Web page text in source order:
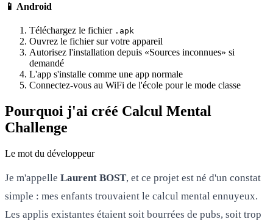
📱 Android
Téléchargez le fichier .apk
Ouvrez le fichier sur votre appareil
Autorisez l'installation depuis «Sources inconnues» si
demandé
L'app s'installe comme une app normale
Connectez-vous au WiFi de l'école pour le mode classe
Pourquoi j'ai créé Calcul Mental
Challenge
Le mot du développeur
Je m'appelle Laurent BOST, et ce projet est né d'un constat
simple : mes enfants trouvaient le calcul mental ennuyeux.
Les applis existantes étaient soit bourrées de pubs, soit trop